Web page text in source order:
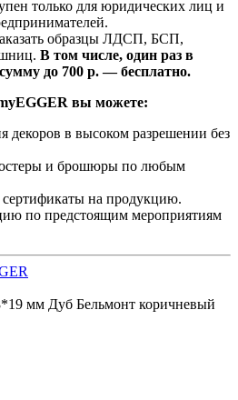
только для юридических лиц и
образцы ЛДСП, БСП,
В том числе, один раз в
до 700 р. — бесплатно.
вы можете:
декоров в высоком разрешении без
и брошюры по любым
сертификаты на продукцию.
по предстоящим мероприятиям